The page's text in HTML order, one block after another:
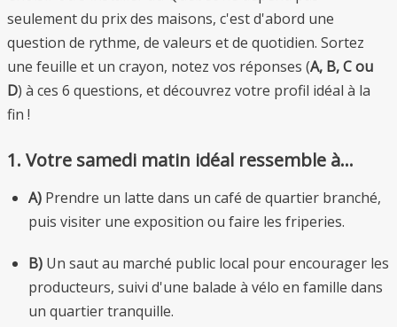
seulement du prix des maisons, c'est d'abord une
question de rythme, de valeurs et de quotidien. Sortez
une feuille et un crayon, notez vos réponses (A, B, C ou
D) à ces 6 questions, et découvrez votre profil idéal à la
fin !
1. Votre samedi matin idéal ressemble à…
A) Prendre un latte dans un café de quartier branché,
puis visiter une exposition ou faire les friperies.
B) Un saut au marché public local pour encourager les
producteurs, suivi d'une balade à vélo en famille dans
un quartier tranquille.